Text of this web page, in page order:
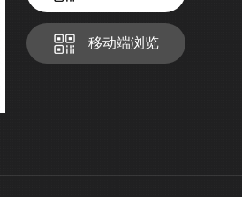
移动端浏览